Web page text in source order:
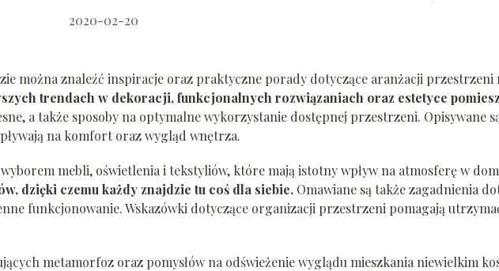
2020-02-20
można znaleźć inspiracje oraz praktyczne porady dotyczące aranżacji przestrzeni
trendach w dekoracji, funkcjonalnych rozwiązaniach oraz estetyce
a także sposoby na optymalne wykorzystanie dostępnej przestrzeni. Opisywane
na komfort oraz wygląd wnętrza.
mebli, oświetlenia i tekstyliów, które mają istotny wpływ na atmosferę w
dzięki czemu każdy znajdzie tu coś dla siebie. Omawiane są także zagadnienia
funkcjonowanie. Wskazówki dotyczące organizacji przestrzeni pomagają
metamorfoz oraz pomysłów na odświeżenie wyglądu mieszkania niewielkim